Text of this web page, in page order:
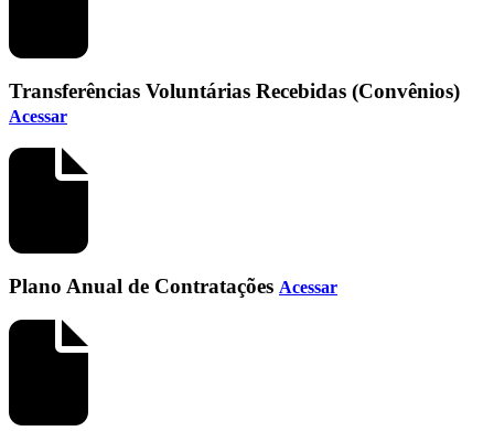
Transferências Voluntárias Recebidas (Convênios)
Acessar
Plano Anual de Contratações Acessar